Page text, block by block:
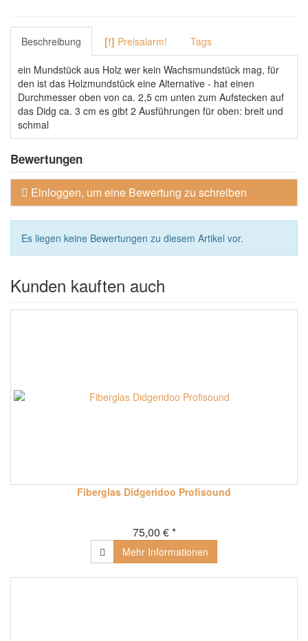
Beschreibung [!] Preisalarm! Tags
ein Mundstück aus Holz wer kein Wachsmundstück mag, für
den ist das Holzmundstück eine Alternative - hat einen
Durchmesser oben von ca. 2,5 cm unten zum Aufstecken auf
das Didg ca. 3 cm es gibt 2 Ausführungen für oben: breit und
schmal
Bewertungen
Einloggen, um eine Bewertung zu schreiben
Es liegen keine Bewertungen zu diesem Artikel vor.
Kunden kauften auch
Fiberglas Didgeridoo Profisound
75,00 € *
Mehr Informationen